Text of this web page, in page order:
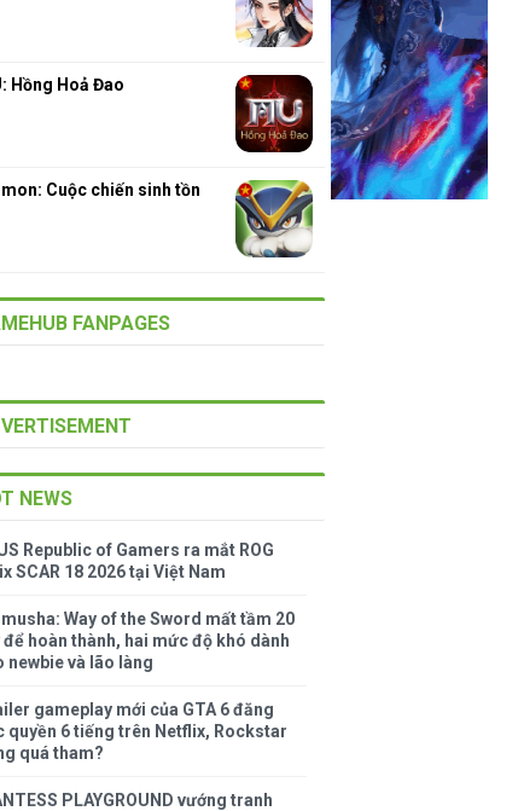
Hồng Hoả Đao
Cuộc chiến sinh tồn
FANPAGES
NEWS
Republic of Gamers ra mắt ROG
SCAR 18 2026 tại Việt Nam
Way of the Sword mất tầm 20
để hoàn thành, hai mức độ khó dành
newbie và lão làng
gameplay mới của GTA 6 đăng
quyền 6 tiếng trên Netflix, Rockstar
quá tham?
PLAYGROUND vướng tranh